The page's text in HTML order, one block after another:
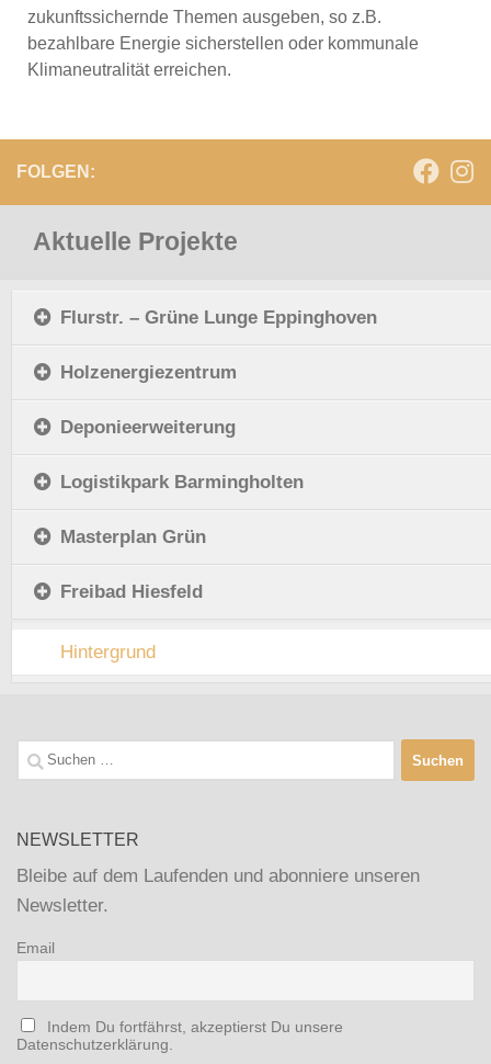
zukunftssichernde Themen ausgeben, so z.B.
bezahlbare Energie sicherstellen oder kommunale
Klimaneutralität erreichen.
FOLGEN:
Aktuelle Projekte
Flurstr. – Grüne Lunge Eppinghoven
Holzenergiezentrum
Deponieerweiterung
Logistikpark Barmingholten
Masterplan Grün
Freibad Hiesfeld
Hintergrund
Suchen
nach:
NEWSLETTER
Bleibe auf dem Laufenden und abonniere unseren
Newsletter.
Email
Indem Du fortfährst, akzeptierst Du unsere
Datenschutzerklärung.